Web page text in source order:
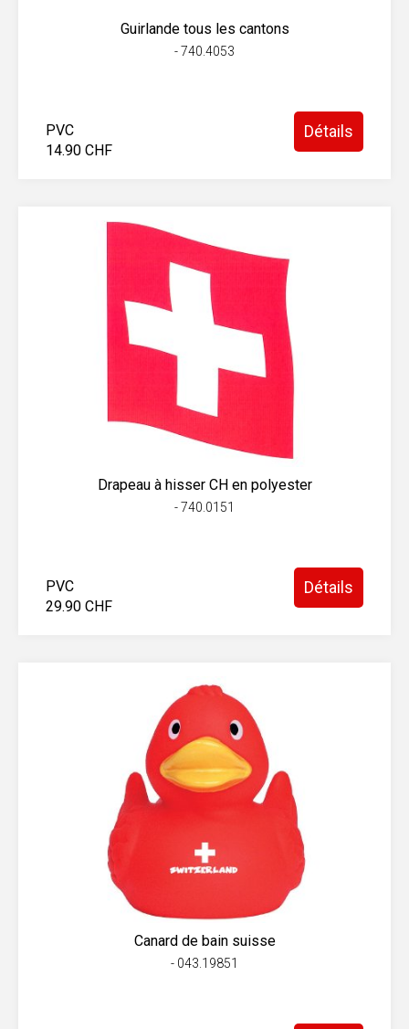
Guirlande tous les cantons
- 740.4053
PVC
14.90 CHF
Détails
Drapeau à hisser CH en polyester
- 740.0151
PVC
29.90 CHF
Détails
Canard de bain suisse
- 043.19851